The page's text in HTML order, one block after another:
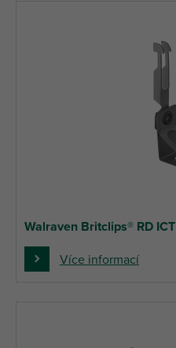
Walraven Britclips® RD ICT
Více informací